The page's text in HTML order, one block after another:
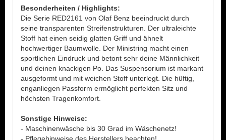
Besonderheiten / Highlights:
Die Serie RED2161 von Olaf Benz beeindruckt durch
seine transparenten Streifenstrukturen. Der ultraleichte
Stoff hat einen seidig glatten Griff und ähnelt
hochwertiger Baumwolle. Der Ministring macht einen
sportlichen Eindruck und betont sehr deine Männlichkeit
und deinen knackigen Po. Das Suspensorium ist markant
ausgeformt und mit weichen Stoff unterlegt. Die hüftig,
enganliegen Passform ermöglicht perfekten Sitz und
höchsten Tragenkomfort.
Sonstige Hinweise:
- Maschinenwäsche bis 30 Grad im Wäschenetz!